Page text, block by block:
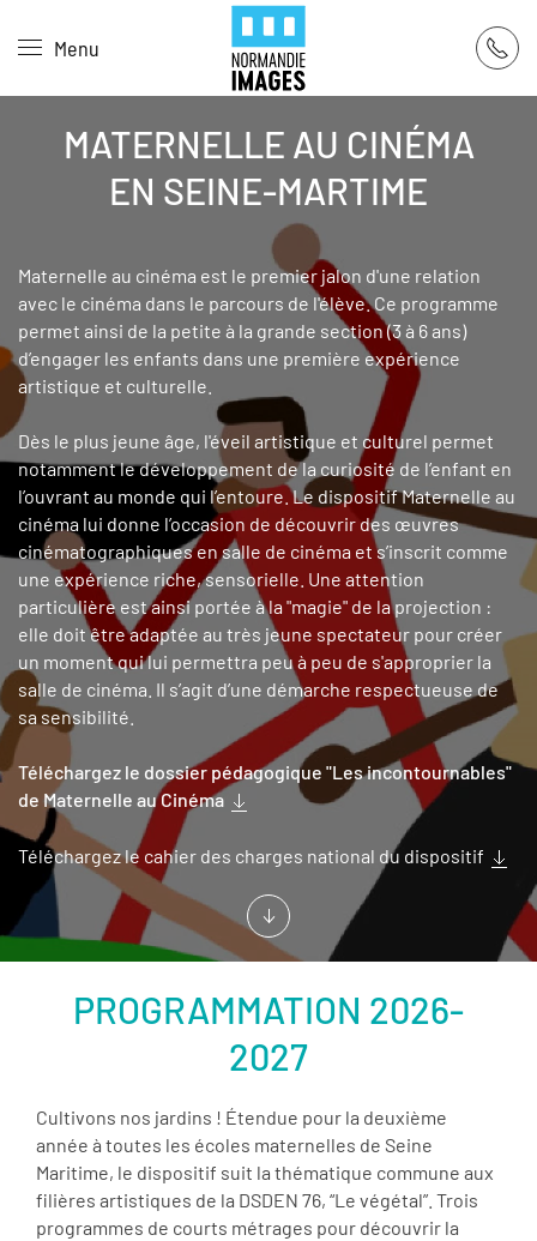
Skip to main content
Menu
MATERNELLE AU CINÉMA
EN SEINE-MARTIME
Maternelle au cinéma est le premier jalon d'une relation
avec le cinéma dans le parcours de l'élève. Ce programme
permet ainsi de la petite à la grande section (3 à 6 ans)
d’engager les enfants dans une première expérience
artistique et culturelle.
Dès le plus jeune âge, l'éveil artistique et culturel permet
notamment le développement de la curiosité de l’enfant en
l’ouvrant au monde qui l’entoure. Le dispositif Maternelle au
cinéma lui donne l’occasion de découvrir des œuvres
cinématographiques en salle de cinéma et s’inscrit comme
une expérience riche, sensorielle. Une attention
particulière est ainsi portée à la "magie" de la projection :
elle doit être adaptée au très jeune spectateur pour créer
un moment qui lui permettra peu à peu de s'approprier la
salle de cinéma. Il s’agit d’une démarche respectueuse de
sa sensibilité.
Téléchargez le dossier pédagogique "Les incontournables"
de Maternelle au Cinéma
Téléchargez le cahier des charges national du dispositif
PROGRAMMATION 2026-
2027
Cultivons nos jardins ! Étendue pour la deuxième
année à toutes les écoles maternelles de Seine
Maritime, le dispositif suit la thématique commune aux
filières artistiques de la DSDEN 76, “Le végétal”. Trois
programmes de courts métrages pour découvrir la
Panneau de gestion des cookies